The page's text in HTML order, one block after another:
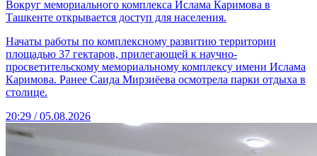
Вокруг мемориального комплекса Ислама Каримова в
Ташкенте открывается доступ для населения.
Начаты работы по комплексному развитию территории
площадью 37 гектаров, прилегающей к научно-
просветительскому мемориальному комплексу имени Ислама
Каримова. Ранее Саида Мирзиёева осмотрела парки отдыха в
столице.
20:29 / 05.08.2026